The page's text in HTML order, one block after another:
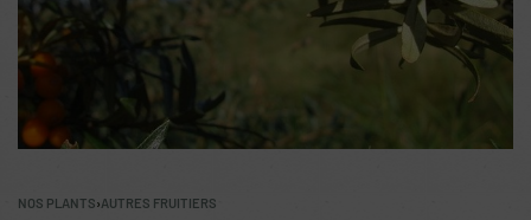
NOS PLANTS›AUTRES FRUITIERS